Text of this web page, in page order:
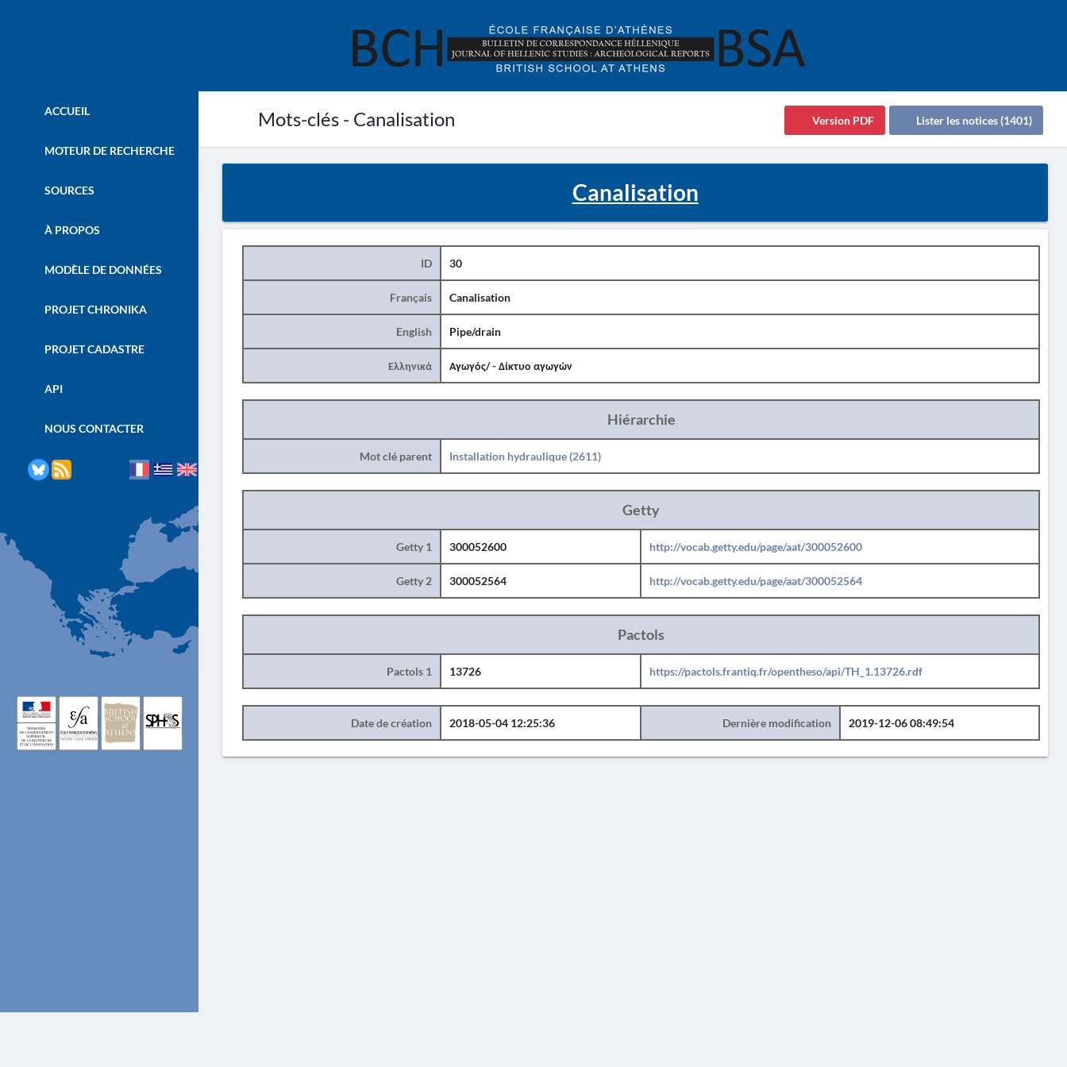
Mots-clés - Canalisation Lister les notices (1401)
Version PDF
ACCUEIL
MOTEUR DE RECHERCHE
SOURCES
À PROPOS
MODÈLE DE DONNÉES
PROJET CHRONIKA
PROJET CADASTRE
API
NOUS CONTACTER
Canalisation
ID 30
Français Canalisation
English Pipe/drain
Ελληνικά Αγωγός/ - Δίκτυο αγωγών
Hiérarchie
Mot clé parent Installation hydraulique (2611)
Getty
Getty 1 300052600 http://vocab.getty.edu/page/aat/300052600
Getty 2 300052564 http://vocab.getty.edu/page/aat/300052564
Pactols
Pactols 1 13726 https://pactols.frantiq.fr/opentheso/api/TH_1.13726.rdf
Date de création 2018-05-04 12:25:36 Dernière modification 2019-12-06 08:49:54